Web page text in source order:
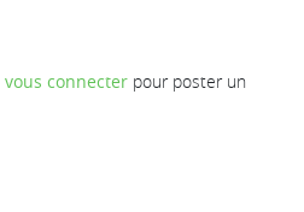
vous connecter pour poster un